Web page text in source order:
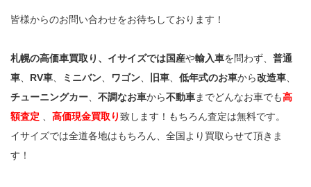
皆様からのお問い合わせをお待ちしております！
札幌の高価車買取り、イサイズでは国産や輸入車を問わず、 普通
車
RV車 ミニバン ワゴン 旧車 低年式のお車から改造車
チューニングカー
不調なお車から不動車までどんなお車でも高
額査定
高価現金買取り致します！もちろん査定は無料です。
イサイズでは全道各地はもちろん、全国より買取らせて頂きま
す！